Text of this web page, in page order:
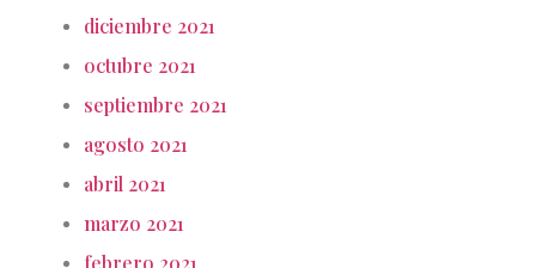
diciembre 2021
octubre 2021
septiembre 2021
agosto 2021
abril 2021
marzo 2021
febrero 2021